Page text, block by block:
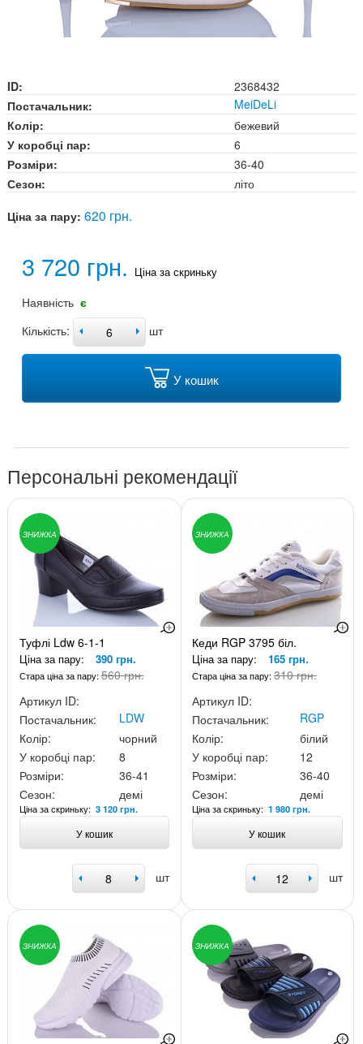
ID:
2368432
Постачальник:
MeiDeLi
Колір:
бежевий
У коробці пар:
6
Розміри:
36-40
Сезон:
літо
Ціна за пару: 620 грн.
3 720 грн. Ціна за скриньку
Наявність є
Кількість:
шт
У кошик
Персональні рекомендації
ЗНИЖКА
Туфлі Ldw 6-1-1
Ціна за пару: 390 грн.
Стара ціна за пару:560 грн.
Артикул ID:
Постачальник:
LDW
Колір:
чорний
У коробці пар:
8
Розміри:
36-41
Сезон:
демі
Ціна за скриньку: 3 120 грн.
У кошик
шт
ЗНИЖКА
Кеди RGP 3795 біл.
Ціна за пару: 165 грн.
Стара ціна за пару:310 грн.
Артикул ID:
Постачальник:
RGP
Колір:
білий
У коробці пар:
12
Розміри:
36-40
Сезон:
демі
Ціна за скриньку:1 980 грн.
У кошик
шт
ЗНИЖКА ЗНИЖКА